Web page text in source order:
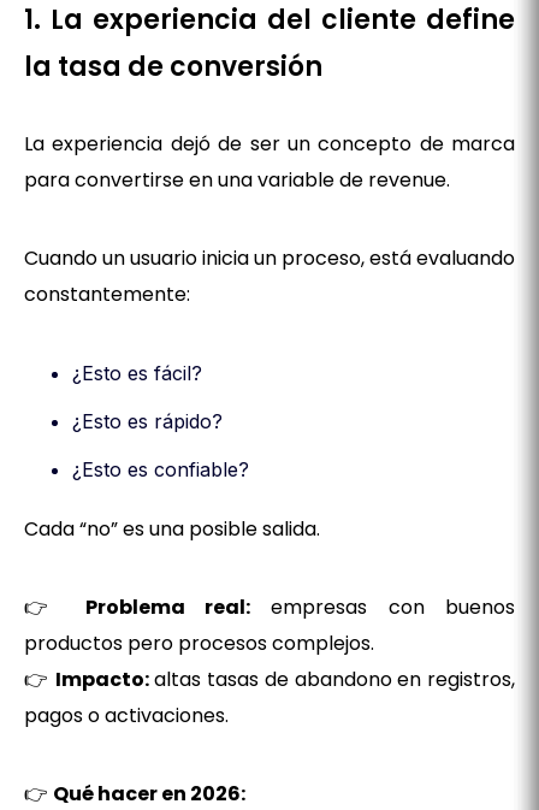
1. La experiencia del cliente define
la tasa de conversión
La experiencia dejó de ser un concepto de marca
para convertirse en una variable de revenue.
Cuando un usuario inicia un proceso, está evaluando
constantemente:
¿Esto es fácil?
¿Esto es rápido?
¿Esto es confiable?
Cada “no” es una posible salida.
👉 Problema real: empresas con buenos
productos pero procesos complejos.
👉 Impacto:altas tasas de abandono en registros,
pagos o activaciones.
👉 Qué hacer en 2026: